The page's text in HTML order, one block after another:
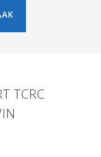
TCRC